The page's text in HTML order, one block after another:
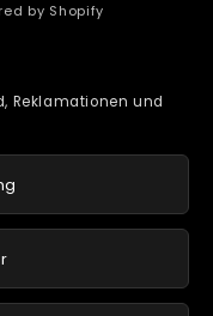
by Shopify
Reklamationen und